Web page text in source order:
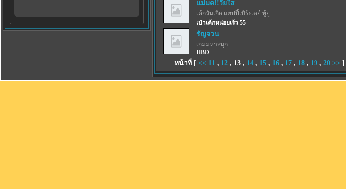
แม่มด!!วัยใส
เค้กวันเกิด แฮปปี้เบิร์ธเดย์ ทู้ยู
เป่าเค้กหน่อยเร้ว 55
รัญจวน
เกมมหาสนุก
HBD
หน้าที่ [ << 11 , 12, 13, 14, 15, 16, 17, 18, 19, 20 >> ]